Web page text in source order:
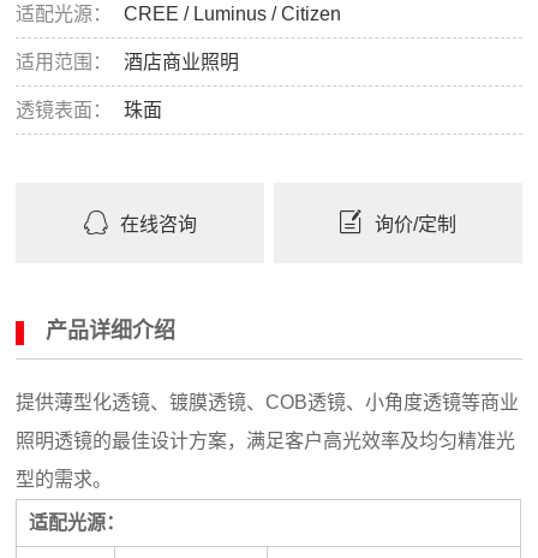
适配光源： CREE / Luminus / Citizen
适用范围： 酒店商业照明
透镜表面： 珠面
在线咨询 询价/定制
产品详细介绍
提供薄型化透镜、镀膜透镜、COB透镜、小角度透镜等商业
照明透镜的最佳设计方案，满足客户高光效率及均匀精准光
型的需求。
适配光源：